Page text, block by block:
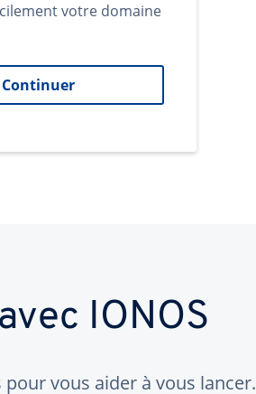
votre domaine
Continuer
IONOS
vous aider à vous lancer.